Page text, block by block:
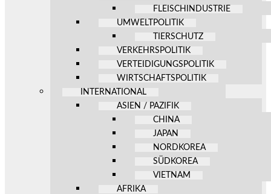
FLEISCHINDUSTRIE
UMWELTPOLITIK
TIERSCHUTZ
VERKEHRSPOLITIK
VERTEIDIGUNGSPOLITIK
WIRTSCHAFTSPOLITIK
INTERNATIONAL
ASIEN / PAZIFIK
CHINA
JAPAN
NORDKOREA
SÜDKOREA
VIETNAM
AFRIKA